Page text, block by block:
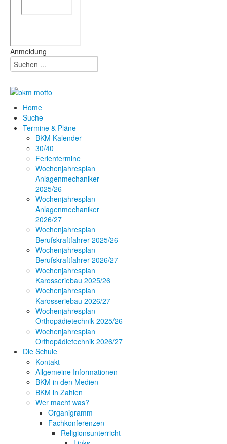
Anmeldung
Home
Suche
Termine & Pläne
BKM Kalender
30/40
Ferientermine
Wochenjahresplan
Anlagenmechaniker
2025/26
Wochenjahresplan
Anlagenmechaniker
2026/27
Wochenjahresplan
Berufskraftfahrer 2025/26
Wochenjahresplan
Berufskraftfahrer 2026/27
Wochenjahresplan
Karosseriebau 2025/26
Wochenjahresplan
Karosseriebau 2026/27
Wochenjahresplan
Orthopädietechnik 2025/26
Wochenjahresplan
Orthopädietechnik 2026/27
Die Schule
Kontakt
Allgemeine Informationen
BKM in den Medien
BKM in Zahlen
Wer macht was?
Organigramm
Fachkonferenzen
Religionsunterricht